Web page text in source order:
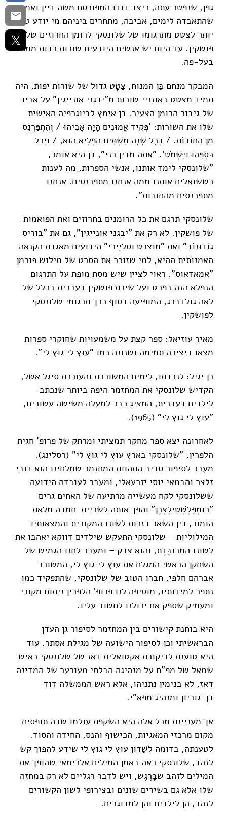
גפן, שנפטר עתה, כיצד דודו המפורסם משה דיין ואמו,
שהתאבדה לימים, אביבה, מתחרים ביניהם מי יודע טוב
יותר לצטט מתרגומו של שלונסקי לרומן החרוזים של
פושקין. עד היום יש אנשים היודעים שורות רבות ממנו
בעל-פה.
המבקר מנחם בֵּן המנוח, צַטָּט גדול של שורות יפות, היה
תמיד מצטט באוזניי שורות מ"יבגני אונייגין" על אביו
של גיבור הרומן הצעיר. בן אימץ לביוגרפיה האישית
שלו את השורות: 'פְּקִיד אֱמוּנִים הָיָה אָבִיהוּ / וְהִתְפַּרְנֵס
מִן הַחוֹבוֹת. / בְּכָל שָׁנָה מִשְׁתִּים הִפְלִיא הוּא, / וַיְכַל
כַּסְפֵּהוּ וַיִּשְׁמֹט'. "אתה מבין רני", בן היא אומר,
"שלונסקי לימד אותנו, אנשי הספרות, מה לענות
כששואלים אותנו ממה אנחנו מתפרנסים. אנחנו
מתפרנסים מהחובות".
שלונסקי תרגם את כל הרומנים בחרוזים ואת הפואמות
של פושקין. לא רק את "יבגני אונייגין", גם את "בוריס
גוֹדוּנוֹב" ואת "מוצרט וסליֶירי" הידועים מאגדת הקנאה
האמנותית ההיא, למי שזוכר את הסרט של מילוש פורמן
"אמאדאוס". ראוי לציין שיש מסת מופת על התרגום
הנפלא הזה בפרט ועל שירת פושקין בעברית בכלל של
לאה גולדברג, המופיעה בסוף כרך תרגומי שלונסקי
לפושקין.
מאיר עוזיאל: ספר קצת על משמעויות שחוקרי ספרות
מצאו ביצירה תמימה ושנונה כמו "עוּץ לי גוּץ לי".
רן יגיל: לנכדתו, לימים המשוררת והעורכת סיגל אשל,
הקדיש שלונסקי את המחזמר היפה ביותר שנכתב
לילדים בעברית, המציג כבר למעלה משישה עשורים,
"עוץ לי גוץ לי" (1965).
לאחרונה יצא ספר מחקר תמציתי ומרתק של פרופ' חגית
הלפרין, "שלונסקי בארץ עוץ לי גוץ לי" (רסלינג).
מעֵבר לסיפור סביב התהוות המחזמר שמלחינו הוא דובי
זלצר והבמאי יוסי יזרעאלי, ומעבר לעובדה הידועה
ששלונסקי לקח מעשייה מרתיעה של האחים גרים
"רוּמְפֶּלְשְׁטִילְצְכֶן" והפך אותה לשכיית-חמדה מלאת
הומור, בין השאר בזכות לשונו המקורית והמצאותיו
המילוליות – שלונסקי התעקש שילדים דווקא יאהבו את
לשונו המרובֶּדֶת, והוא צדק – ומעבר לחִנו הגמיש של
השחקן הראשי המגלם את עוץ לי גוץ לי, המשורר
אברהם חלפי, חברו הטוב של שלונסקי, שהתפקיד כמו
נתפר למידותיו, מוסיפה לנו פרופ' הלפרין ניתוח מקורי
ומעמיק שספק אם יכולנו לחשוב עליו.
היא בוחנת קישורים בין המחזמר לסיפור גן העדן
הבראשיתי וכן לסיפור הישועה של מגילת אסתר. עוד
היא טוענת לביקורת אקטואלית דאז של שלונסקי כאיש
שמאל של מפ"ם על מנהיגה הבלתי מעורער של המדינה
דאז, לא בנימין נתניהו, אלא ראש הממשלה דוד
בן-גוריון ומנהיג מפא"י.
אך מעניינת מכל אלה היא השקפת עולמו שבה תופסים
מקום מרכזי המאגיות, הכישוף והנס, החידה והסוד.
לטענתה, בדומה לשֵׁדון עוץ לי גוץ לי שידע להפוך קש
לזהב, שלונסקי ראה באמן המילים אלכימאי שהופך את
המילים לזהב שבָּרֶגֶש, ויש לדבר רגליים לא רק במחזה
שלו אלא גם בשירים שונים ובצירופי לשון הקשורים
לזהב, הן לילדים והן למבוגרים.